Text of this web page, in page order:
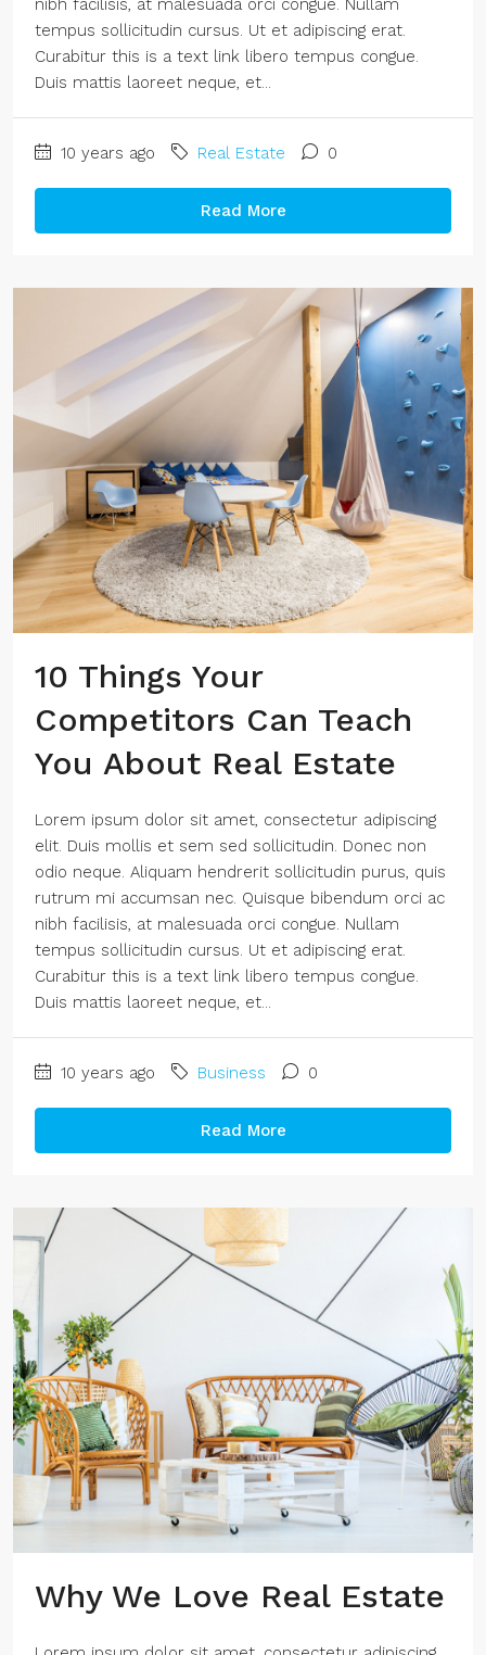
nibh facilisis, at malesuada orci congue. Nullam
tempus sollicitudin cursus. Ut et adipiscing erat.
Curabitur this is a text link libero tempus congue.
Duis mattis laoreet neque, et...
10 years ago Real Estate 0
Read More
10 Things Your
Competitors Can Teach
You About Real Estate
Lorem ipsum dolor sit amet, consectetur adipiscing
elit. Duis mollis et sem sed sollicitudin. Donec non
odio neque. Aliquam hendrerit sollicitudin purus, quis
rutrum mi accumsan nec. Quisque bibendum orci ac
nibh facilisis, at malesuada orci congue. Nullam
tempus sollicitudin cursus. Ut et adipiscing erat.
Curabitur this is a text link libero tempus congue.
Duis mattis laoreet neque, et...
10 years ago Business 0
Read More
Why We Love Real Estate